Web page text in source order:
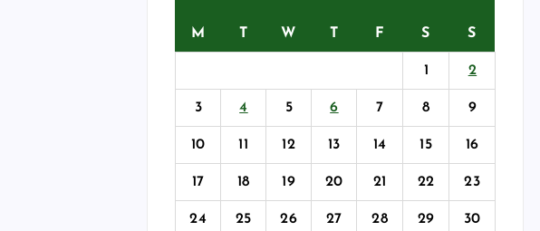
M T W T F S S
1 2
3 4 5 6 7 8 9
10 11 12 13 14 15 16
17 18 19 20 21 22 23
24 25 26 27 28 29 30